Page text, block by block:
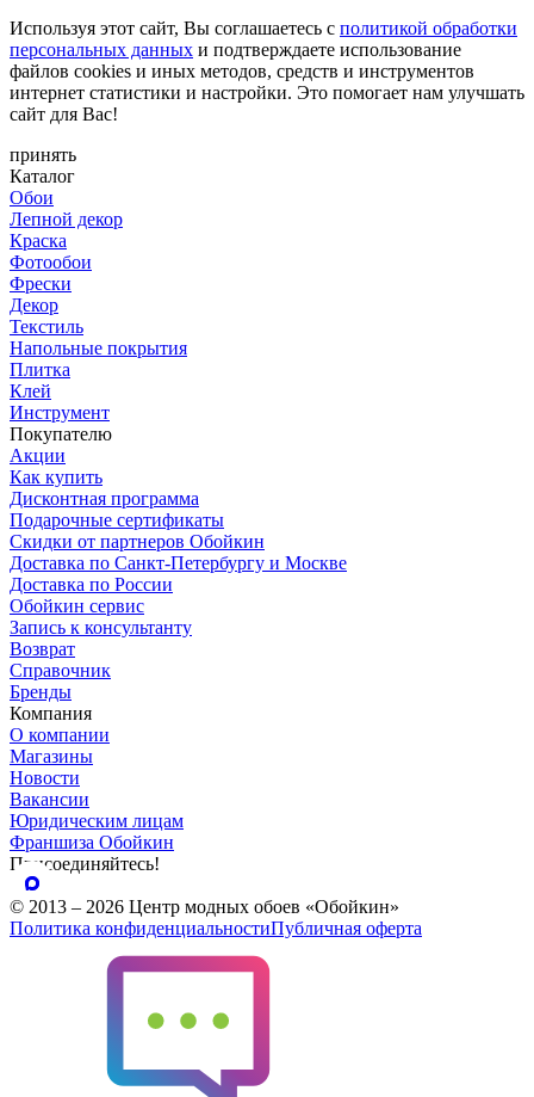
Используя этот сайт, Вы соглашаетесь с политикой обработки
персональных данных и подтверждаете использование
файлов cookies и иных методов, средств и инструментов
интернет статистики и настройки. Это помогает нам улучшать
сайт для Вас!
принять
Каталог
Обои
Лепной декор
Краска
Фотообои
Фрески
Декор
Текстиль
Напольные покрытия
Плитка
Клей
Инструмент
Покупателю
Акции
Как купить
Дисконтная программа
Подарочные сертификаты
Скидки от партнеров Обойкин
Доставка по Санкт-Петербургу и Москве
Доставка по России
Обойкин сервис
Запись к консультанту
Возврат
Справочник
Бренды
Компания
О компании
Магазины
Новости
Вакансии
Юридическим лицам
Франшиза Обойкин
Присоединяйтесь!
© 2013 – 2026 Центр модных обоев «Обойкин»
Политика конфиденциальностиПубличная оферта